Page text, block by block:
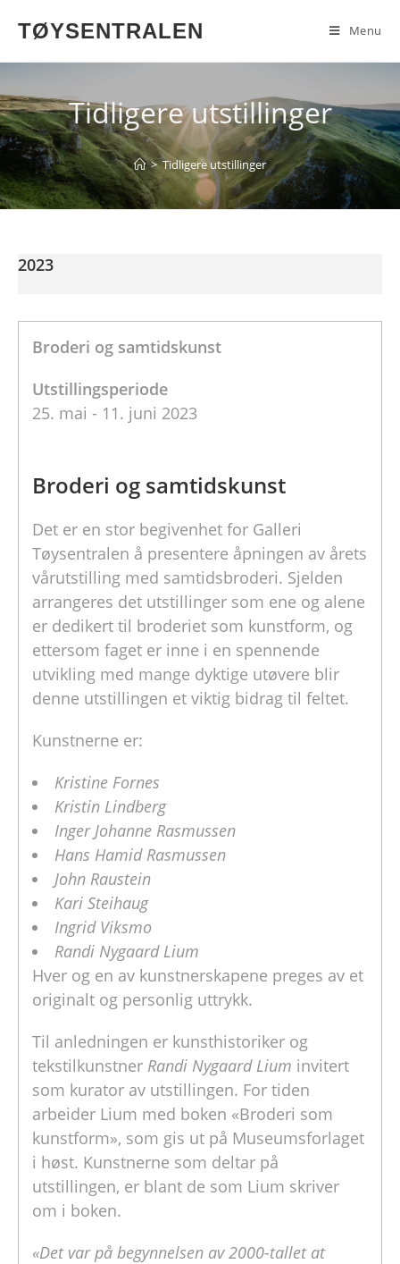
TØYSENTRALEN Menu
Tidligere utstillinger
> Tidligere utstillinger
2023
Broderi og samtidskunst
Utstillingsperiode
25. mai - 11. juni 2023
Broderi og samtidskunst
Det er en stor begivenhet for Galleri
Tøysentralen å presentere åpningen av årets
vårutstilling med samtidsbroderi. Sjelden
arrangeres det utstillinger som ene og alene
er dedikert til broderiet som kunstform, og
ettersom faget er inne i en spennende
utvikling med mange dyktige utøvere blir
denne utstillingen et viktig bidrag til feltet.
Kunstnerne er:
Kristine Fornes
Kristin Lindberg
Inger Johanne Rasmussen
Hans Hamid Rasmussen
John Raustein
Kari Steihaug
Ingrid Viksmo
Randi Nygaard Lium
Hver og en av kunstnerskapene preges av et
originalt og personlig uttrykk.
Til anledningen er kunsthistoriker og
tekstilkunstner Randi Nygaard Lium invitert
som kurator av utstillingen. For tiden
arbeider Lium med boken «Broderi som
kunstform», som gis ut på Museumsforlaget
i høst. Kunstnerne som deltar på
utstillingen, er blant de som Lium skriver
om i boken.
«Det var på begynnelsen av 2000-tallet at